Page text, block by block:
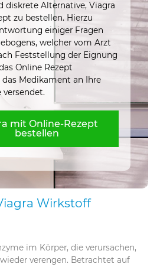
diskrete Alternative, Viagra
zu bestellen. Hierzu
einiger Fragen
welcher vom Arzt
Feststellung der Eignung
Online Rezept
Medikament an Ihre
versendet.
mit Online-Rezept
bestellen
Wirkstoff
im Körper, die verursachen,
verengen. Betrachtet auf